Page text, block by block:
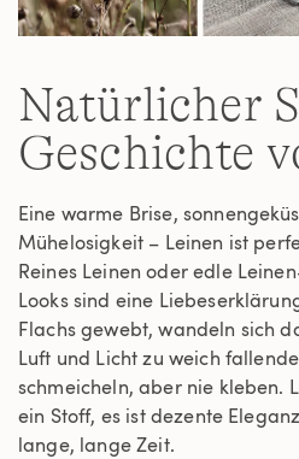
Natürlicher
Geschichte
Eine warme Brise,
Mühelosigkeit – Leinen ist
Reines Leinen oder edle
Looks sind eine
Flachs gewebt, wandeln sich
Luft und Licht zu weich
schmeicheln, aber nie kleben.
ein Stoff, es ist dezente
lange, lange Zeit.